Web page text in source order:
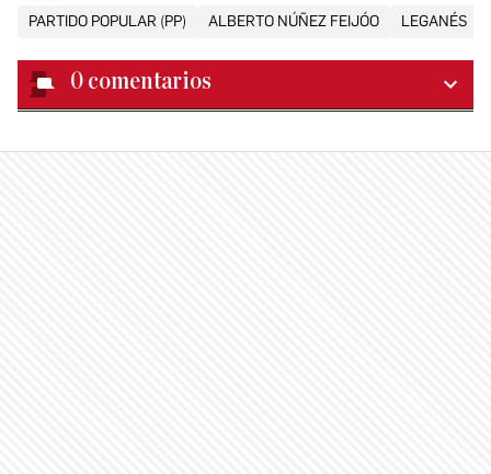
PARTIDO POPULAR (PP)
ALBERTO NÚÑEZ FEIJÓO LEGANÉS
0 comentarios